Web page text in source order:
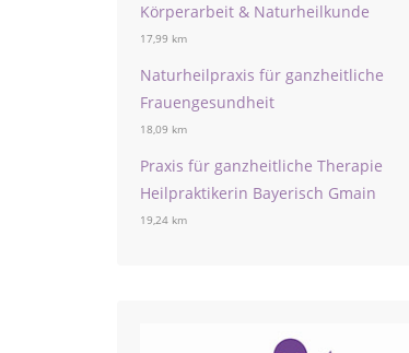
Körperarbeit & Naturheilkunde
17,99 km
Naturheilpraxis für ganzheitliche
Frauengesundheit
18,09 km
Praxis für ganzheitliche Therapie
Heilpraktikerin Bayerisch Gmain
19,24 km